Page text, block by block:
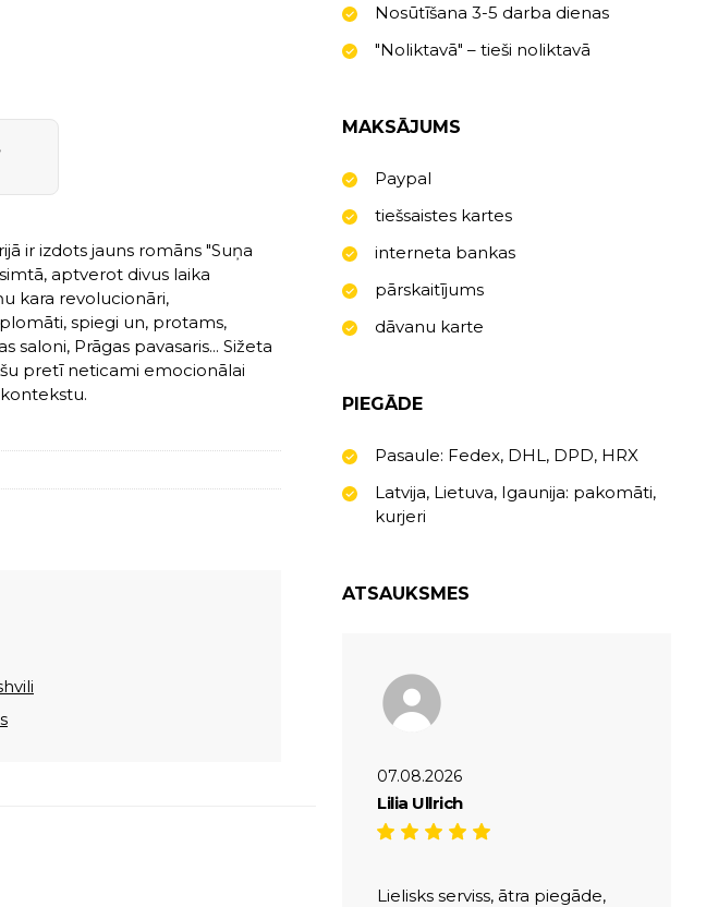
ir izdots jauns romāns "Suņa
aptverot divus laika
kara revolucionāri,
spiegi un, protams,
saloni, Prāgas pavasaris... Sižeta
pretī neticami emocionālai
Nosūtīšana 3-5 darba dienas
"Noliktavā" – tieši noliktavā
MAKSĀJUMS
Paypal
tiešsaistes kartes
interneta bankas
pārskaitījums
dāvanu karte
PIEGĀDE
Pasaule: Fedex, DHL, DPD, HRX
Latvija, Lietuva, Igaunija: pakomāti,
kurjeri
ATSAUKSMES
07.08.2026
Lilia Ullrich
Lielisks serviss, ātra piegāde,